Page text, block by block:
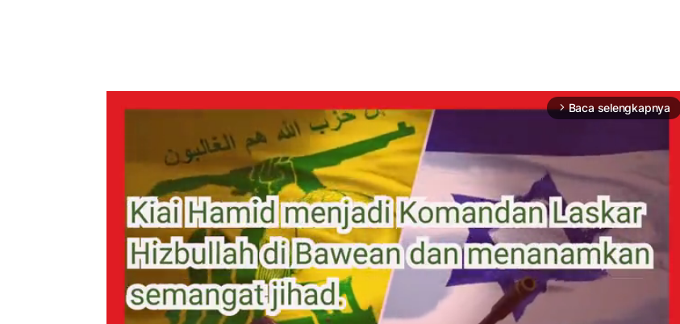
arrow_forward_ios Baca selengkapnya